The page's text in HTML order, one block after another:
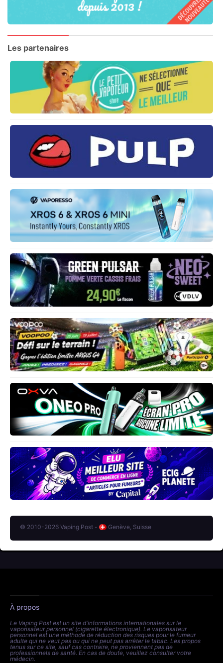
Les partenaires
© 2010-2026 Vaping Post - Genève, Suisse
À propos
Le Vaping Post est un site d'informations internationales sur le
vaporisateur personnel (cigarette électronique). Le vaporisateur
personnel est une méthode de réduction des risques pour le fumeur
adulte qui ne veut pas ou qui ne peut pas arrêter le tabac. Les propos
tenus sur ce site, sauf cas contraire, ne proviennent pas de
professionnels de santé. En cas de doute, veuillez consulter votre
médecin.